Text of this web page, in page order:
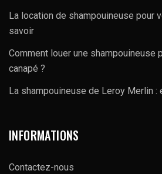
La location de shampouineuse pour
savoir
Comment louer une shampouineuse
canapé ?
La shampouineuse de Leroy Merlin :
INFORMATIONS
Contactez-nous